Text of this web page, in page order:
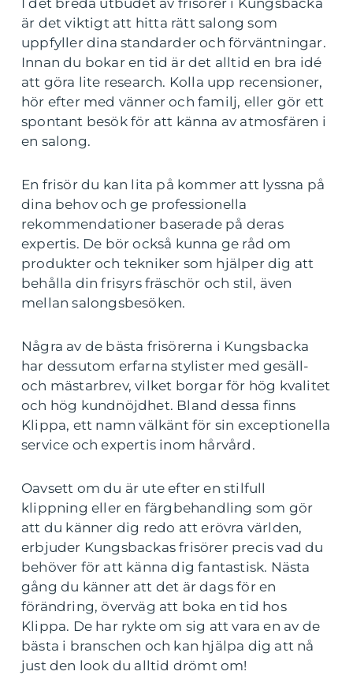
I det breda utbudet av frisörer i Kungsbacka
är det viktigt att hitta rätt salong som
uppfyller dina standarder och förväntningar.
Innan du bokar en tid är det alltid en bra idé
att göra lite research. Kolla upp recensioner,
hör efter med vänner och familj, eller gör ett
spontant besök för att känna av atmosfären i
en salong.
En frisör du kan lita på kommer att lyssna på
dina behov och ge professionella
rekommendationer baserade på deras
expertis. De bör också kunna ge råd om
produkter och tekniker som hjälper dig att
behålla din frisyrs fräschör och stil, även
mellan salongsbesöken.
Några av de bästa frisörerna i Kungsbacka
har dessutom erfarna stylister med gesäll-
och mästarbrev, vilket borgar för hög kvalitet
och hög kundnöjdhet. Bland dessa finns
Klippa, ett namn välkänt för sin exceptionella
service och expertis inom hårvård.
Oavsett om du är ute efter en stilfull
klippning eller en färgbehandling som gör
att du känner dig redo att erövra världen,
erbjuder Kungsbackas frisörer precis vad du
behöver för att känna dig fantastisk. Nästa
gång du känner att det är dags för en
förändring, överväg att boka en tid hos
Klippa. De har rykte om sig att vara en av de
bästa i branschen och kan hjälpa dig att nå
just den look du alltid drömt om!